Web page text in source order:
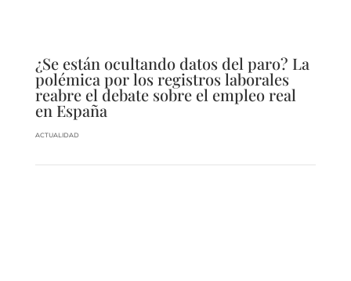
¿Se están ocultando datos del paro? La
polémica por los registros laborales
reabre el debate sobre el empleo real
en España
ACTUALIDAD